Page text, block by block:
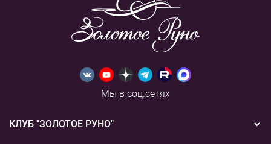
Мы в соц.сетях
КЛУБ "ЗОЛОТОЕ РУНО"